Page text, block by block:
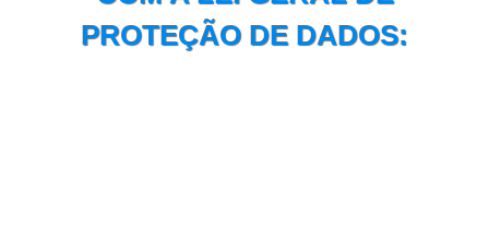
PROTEÇÃO DE DADOS: